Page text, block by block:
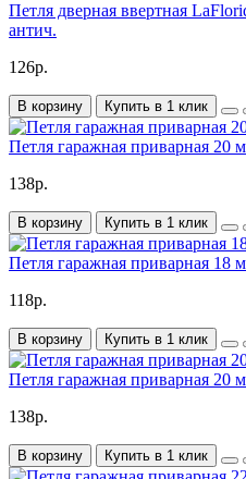
Петля дверная ввертная
антич.
126р.
В корзину Купить в 1 клик
Петля гаражная приварная 20
138р.
В корзину Купить в 1 клик
Петля гаражная приварная 18
118р.
В корзину Купить в 1 клик
Петля гаражная приварная 20
138р.
В корзину Купить в 1 клик